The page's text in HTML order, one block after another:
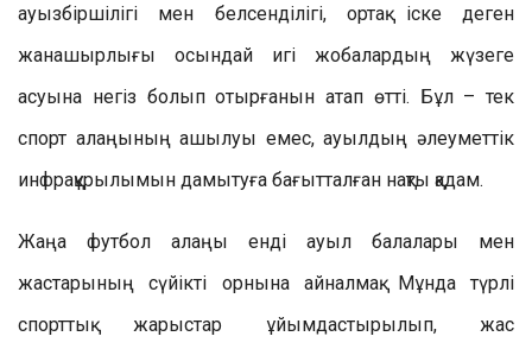
ауызбіршілігі мен белсенділігі, ортақ іске деген
жанашырлығы осындай игі жобалардың жүзеге
асуына негіз болып отырғанын атап өтті. Бұл – тек
спорт алаңының ашылуы емес, ауылдың әлеуметтік
инфрақұрылымын дамытуға бағытталған нақты қадам.
Жаңа футбол алаңы енді ауыл балалары мен
жастарының сүйікті орнына айналмақ. Мұнда түрлі
спорттық жарыстар ұйымдастырылып, жас